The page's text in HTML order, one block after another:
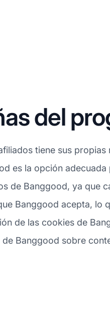
del
tiene sus
es la opción
de Banggood, ya que
Banggood acepta, lo
de las cookies de
Banggood sobre